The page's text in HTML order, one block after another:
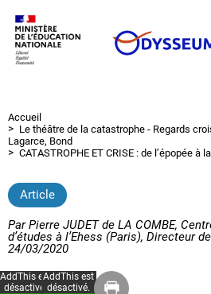
contenu
principal
Fil
d'Ariane
Accueil
Le théâtre de la catastrophe - Regards
Lagarce, Bond
CATASTROPHE ET CRISE : de l’épopée à
Article
ParPierre JUDET de LA COMBE,
d’études à l’Ehess (Paris), Directeur
24/03/2020
AddThis est
désactivé.
AddThis est
désactivé.